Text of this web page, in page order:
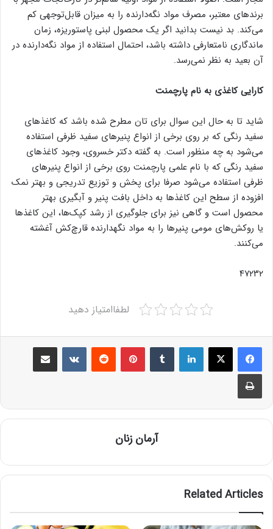
برندهای معتبر، مصرف مواد نگه‌دارنده را به میزان قابل‌توجهی کم
می‌کند. بد نیست بدانید اگر یک محصول لبنی پاستوریزه، زمان
ماندگاری نامتعارفی داشته باشد، احتمال استفاده از مواد نگه‌دارنده در
آن بعید به نظر نمی‌رسد.
کارایی کاغذی به نام پارچمنت
شاید تا به حال این سوال برای تان مطرح شده باشد که کاغذهای
سفید رنگی که بر روی برخی از انواع پنیرهای سفید ظرفی استفاده
می‌شود به چه منظور است. به گفته دکتر خسروی، وجود کاغذهای
سفید رنگی که با نام علمی پارچمنت روی برخی از انواع پنیرهای
ظرفی استفاده می‌شود صرفا برای پخش و توزیع تدریجی و بهتر نمک
افزوده از سطح این کاغذها به داخل بافت پنیر و آبگیری بهتر
محصول است و گاهی نیز برای جلوگیری از رشد کپک‌ها، این کاغذها
یا روکش‌های مومی پنیرها را به مواد نگهدارنده قارچ‌کش آغشته
می‌کنند.
۴۷۲۳۲
لطفاامتیاز دهید
LinkedIn
Tumblr
Pinterest
Reddit
VKontakte
Share via Email
Print
آرمان زنان
Related Articles